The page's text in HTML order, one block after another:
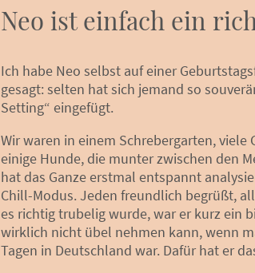
Neo ist einfach ein
Ich habe Neo selbst auf einer
gesagt: selten hat sich jemand so
Setting“ eingefügt.
Wir waren in einem Schrebergarten, viele
einige Hunde, die munter zwischen den
hat das Ganze erstmal entspannt
Chill-Modus. Jeden freundlich begrüßt,
es richtig trubelig wurde, war er kurz ein
wirklich nicht übel nehmen kann, wenn
Tagen in Deutschland war. Dafür hat er